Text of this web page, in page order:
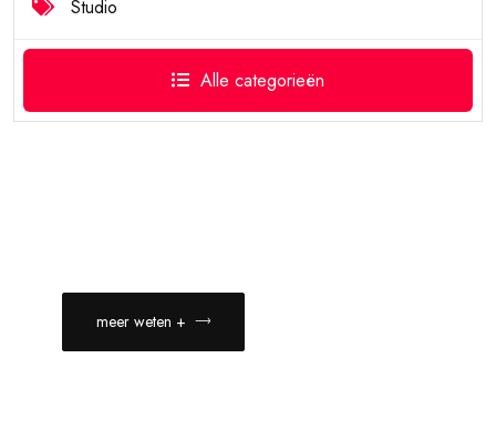
Studio
Alle categorieën
meer weten +